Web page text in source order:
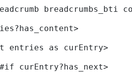
breadcrumbs_bti
entries as curEntry>
curEntry?has_next>